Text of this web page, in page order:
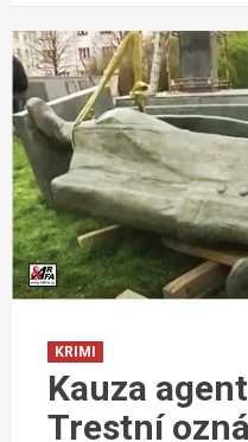
KRIMI
Kauza
Trestní